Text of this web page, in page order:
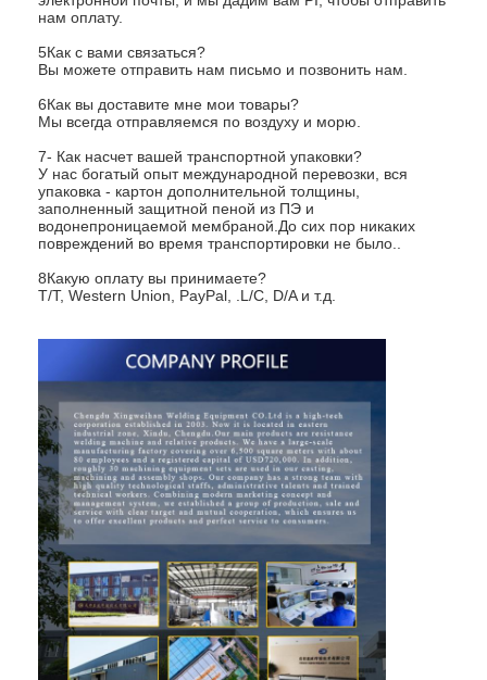
нам оплату.
5Как с вами связаться?
Вы можете отправить нам письмо и позвонить нам.
6Как вы доставите мне мои товары?
Мы всегда отправляемся по воздуху и морю.
7- Как насчет вашей транспортной упаковки?
У нас богатый опыт международной перевозки, вся
упаковка - картон дополнительной толщины,
заполненный защитной пеной из ПЭ и
водонепроницаемой мембраной.До сих пор никаких
повреждений во время транспортировки не было..
8Какую оплату вы принимаете?
T/T, Western Union, PayPal, .L/C, D/A и т.д.